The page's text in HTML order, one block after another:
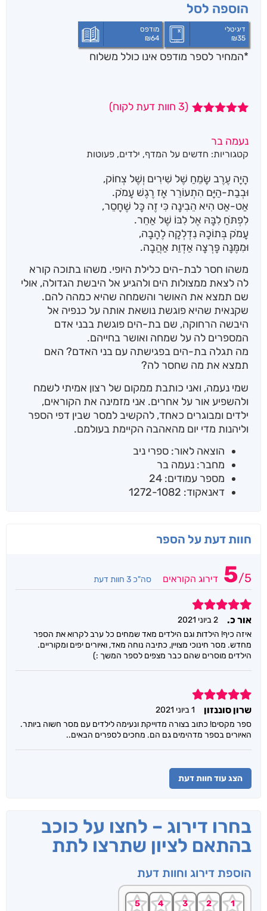
הוספה לסל
דיגיטלי
₪35
מודפס
₪64
*המחיר לספר מודפס אינו כולל משלוח
מבוסס על
דירוגים של
(
3 חוות דעת לקוח)
נעמה בר
קטגוריות: חדשים על המדף, ילדים, פעוטות
הָיָה עֶרֶב שָׂמֵחַ שֶׁל שִׁירִים וְשֶׁל צְחוֹק,
וּבְבַת-הַיָּם הִתְעוֹרֵר אָז רֶגֶשׁ עָמֹק.
אַט-אַט הִיא הֵבִינָה כִּי זֶה כָּל שֶׁחָסֵר,
לִפְתֹּחַ לִבָּהּ אֶל לִבּוֹ שֶׁל אַחֵר.
עָמֹק בְּתוֹכָהּ נִדְלְקָה לֶהָבָה,
וּמִמֶּנָּה פָּרְצָה אַדְוַת אַהֲבָה.
משהו חסר לבת-הים כלילת היופי. משהו בתוכה קורא
לה לצאת ממצולות הים ולהגיע אל היבשת הגדולה, אולי
שם תמצא את האושר והשמחה שהיא כמהה להם.
שקנאית שהיא פוגשת נושאת אותה על כנפיה אל
היבשה הרחוקה, שם בת-הים פוגשת בבני אדם
המספרים לה על שמחה ואושר בחייהם.
מה תגלה בת-הים בפגישתה עם בני האדם? האם
תמצא את מה שחסר לה?
שמי נעמה, ואני כותבת ממקום של רצון אמיתי לשמח
ולהשפיע אור על אחרים. אני מזמינה את הקוראים,
ילדים ומבוגרים כאחד, להקשיב למסר שבין דפי הספר
וליהנות מדי יום מהאהבה הקיימת בעולמם.
הוצאה לאור: ספרי ניב
מחבר: נעמה בר
מספר עמודים: 24
דאנאקוד: 1272-1082
חוות דעת על הספר
5/5 דירוג הקוראים סה"כ 3 חוות דעת
5
אור כ.
2 ביוני 2021
איזה כיף! הילדות וגם הילדים מאד שמחים כל ערב לקרוא את הספר
מחדש. מסר חינוכי מצויין, כתיבה נוחה מאד, ואיורים יפים ומקוריים.
הילדים מוסרים שהם כבר מצפים לספר המשך :)
5
שרון סוננזון
1 ביוני 2021
ספר מקסים! כתוב בצורה מדוייקת ונעימה לילדים עם מסר חשוה ביותר.
האיורים בספר מדהימים גם הם. מחכים לספרים הבאים..
הצג עוד חוות דעת
בחרו דירוג – לחצו על כוכב
בהתאם לציון שתרצו לתת
הוספת דירוג וחוות דעת